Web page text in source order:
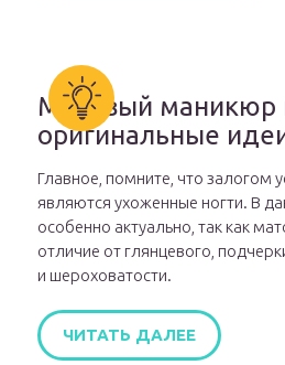
Матовый маникюр
оригинальные
Главное, помните, что залогом
являются ухоженные ногти. В
особенно актуально, так как
отличие от глянцевого,
и шероховатости.
ЧИТАТЬ ДАЛЕЕ